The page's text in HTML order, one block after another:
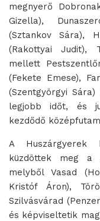
megnyerő
Gizella),
(Sztankov Sára),
(Rakottyai Judit),
mellett
(Fekete Emese),
(Szentgyörgyi
legjobb időt, és
kezdődő
A Huszárgyerek
küzdöttek meg a
melyből Vasad
Kristóf Áron),
Szilvásvárad
és képviseltetik